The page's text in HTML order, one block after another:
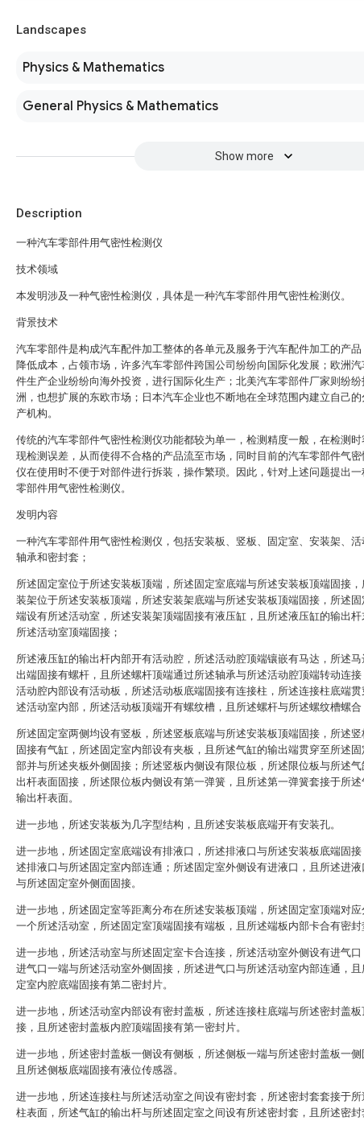
Landscapes
Physics & Mathematics
General Physics & Mathematics
Show more
Description
一种汽车零部件用气密性检测仪
技术领域
本发明涉及一种气密性检测仪，具体是一种汽车零部件用气密性检测仪。
背景技术
汽车零部件是构成汽车配件加工整体的各单元及服务于汽车配件加工的产品
降低成本，占领市场，许多汽车零部件跨国公司纷纷向国际化发展；欧洲
件生产企业纷纷向海外投资，进行国际化生产；北美汽车零部件厂家则纷纷
洲，也想扩展的东欧市场；日本汽车企业也不断地在全球范围内建立自己的
产机构。
传统的汽车零部件气密性检测仪功能都较为单一，检测精度一般，在检测时
现检测误差，从而使得不合格的产品流至市场，同时目前的汽车零部件气密
仪在使用时不便于对部件进行拆装，操作繁琐。因此，针对上述问题提出一
零部件用气密性检测仪。
发明内容
一种汽车零部件用气密性检测仪，包括安装板、竖板、固定室、安装架、活
轴承和密封套；
所述固定室位于所述安装板顶端，所述固定室底端与所述安装板顶端固接
装架位于所述安装板顶端，所述安装架底端与所述安装板顶端固接，所述固
端设有所述活动室，所述安装架顶端固接有液压缸，且所述液压缸的输出杆
所述活动室顶端固接；
所述液压缸的输出杆内部开有活动腔，所述活动腔顶端镶嵌有马达，所述
出端固接有螺杆，且所述螺杆顶端通过所述轴承与所述活动腔顶端转动连接
活动腔内部设有活动板，所述活动板底端固接有连接柱，所述连接柱底端贯
述活动室内部，所述活动板顶端开有螺纹槽，且所述螺杆与所述螺纹槽螺合
所述固定室两侧均设有竖板，所述竖板底端与所述安装板顶端固接，所述竖
固接有气缸，所述固定室内部设有夹板，且所述气缸的输出端贯穿至所述固
部并与所述夹板外侧固接；所述竖板内侧设有限位板，所述限位板与所述气
出杆表面固接，所述限位板内侧设有第一弹簧，且所述第一弹簧套接于所述
输出杆表面。
进一步地，所述安装板为几字型结构，且所述安装板底端开有安装孔。
进一步地，所述固定室底端设有排液口，所述排液口与所述安装板底端固接
述排液口与所述固定室内部连通；所述固定室外侧设有进液口，且所述进液
与所述固定室外侧面固接。
进一步地，所述固定室等距离分布在所述安装板顶端，所述固定室顶端对应
一个所述活动室，所述固定室顶端固接有端板，且所述端板内部卡合有密封
进一步地，所述活动室与所述固定室卡合连接，所述活动室外侧设有进气口
进气口一端与所述活动室外侧固接，所述进气口与所述活动室内部连通，且
定室内腔底端固接有第二密封片。
进一步地，所述活动室内部设有密封盖板，所述连接柱底端与所述密封盖板
接，且所述密封盖板内腔顶端固接有第一密封片。
进一步地，所述密封盖板一侧设有侧板，所述侧板一端与所述密封盖板一侧
且所述侧板底端固接有液位传感器。
进一步地，所述连接柱与所述活动室之间设有密封套，所述密封套套接于所
柱表面，所述气缸的输出杆与所述固定室之间设有所述密封套，且所述密封